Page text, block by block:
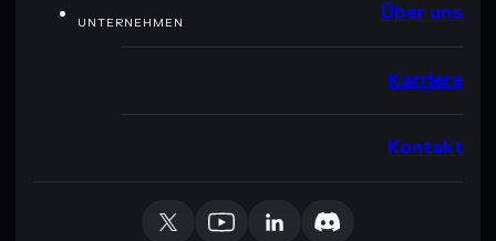
UNTERNEHMEN Über uns
Karriere
Kontakt